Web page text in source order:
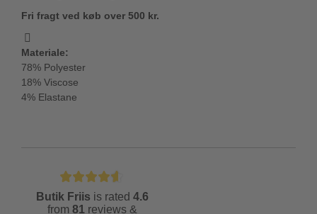
Fri fragt ved køb over 500 kr.
Materiale:
78% Polyester
18% Viscose
4% Elastane
Butik Friis is rated 4.6
from 81 reviews &